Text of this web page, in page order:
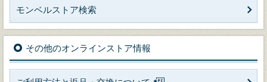
モンベルストア検索
その他のオンラインストア情報